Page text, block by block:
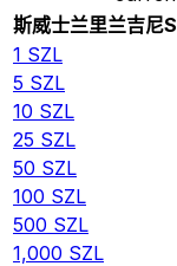
斯威士兰里兰吉尼
1 SZL
5 SZL
10 SZL
25 SZL
50 SZL
100 SZL
500 SZL
1,000 SZL